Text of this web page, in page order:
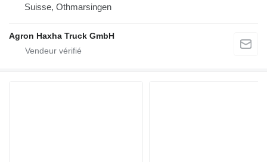
Suisse, Othmarsingen
Agron Haxha Truck GmbH